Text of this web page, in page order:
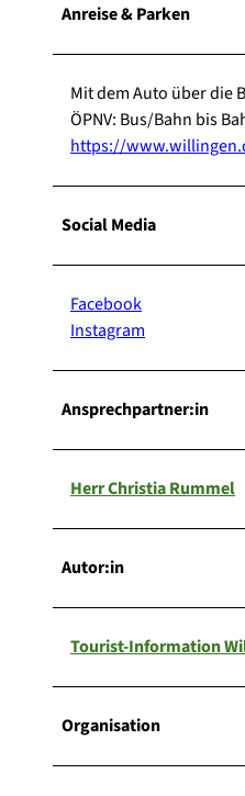
Anreise & Parken
Mit dem Auto über die
ÖPNV: Bus/Bahn bis
https://
Social Media
Facebook
Instagram
Ansprechpartner:in
Herr Christia Rummel
Autor:in
Tourist-Information
Organisation